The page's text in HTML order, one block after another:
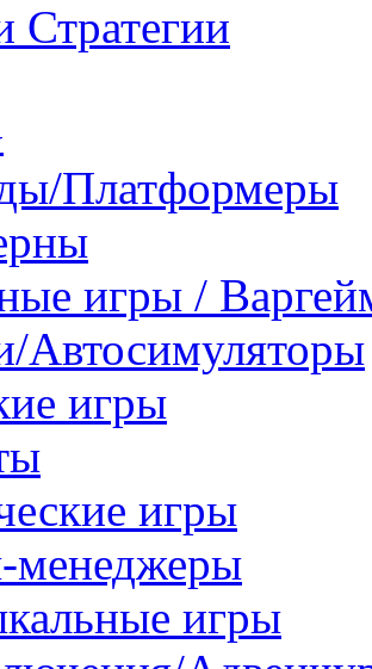
Стратегии
Платформеры
игры /
Автосимуляторы
игры
игры
менеджеры
игры